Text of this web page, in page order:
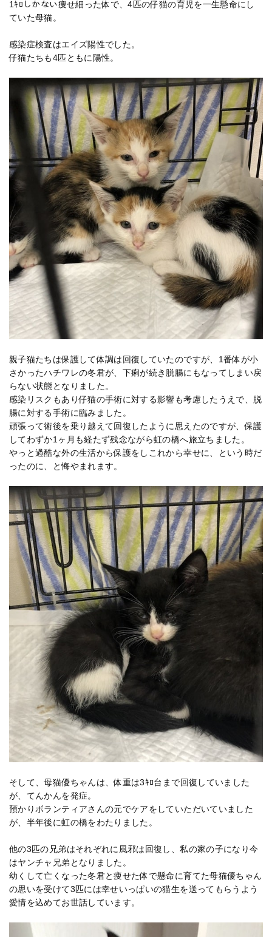
1ｷﾛしかない痩せ細った体で、4匹の仔猫の育児を一生懸命にし
ていた母猫。
感染症検査はエイズ陽性でした。
仔猫たちも4匹ともに陽性。
親子猫たちは保護して体調は回復していたのですが、1番体が小
さかったハチワレの冬君が、下痢が続き脱腸にもなってしまい戻
らない状態となりました。
感染リスクもあり仔猫の手術に対する影響も考慮したうえで、脱
腸に対する手術に臨みました。
頑張って術後を乗り越えて回復したように思えたのですが、保護
してわずか1ヶ月も経たず残念ながら虹の橋へ旅立ちました。
やっと過酷な外の生活から保護をしこれから幸せに、という時だ
ったのに、と悔やまれます。
そして、母猫優ちゃんは、体重は3ｷﾛ台まで回復していました
が、てんかんを発症。
預かりボランティアさんの元でケアをしていただいていました
が、半年後に虹の橋をわたりました。
他の3匹の兄弟はそれぞれに風邪は回復し、私の家の子になり今
はヤンチャ兄弟となりました。
幼くして亡くなった冬君と痩せた体で懸命に育てた母猫優ちゃん
の思いを受けて3匹には幸せいっぱいの猫生を送ってもらうよう
愛情を込めてお世話しています。